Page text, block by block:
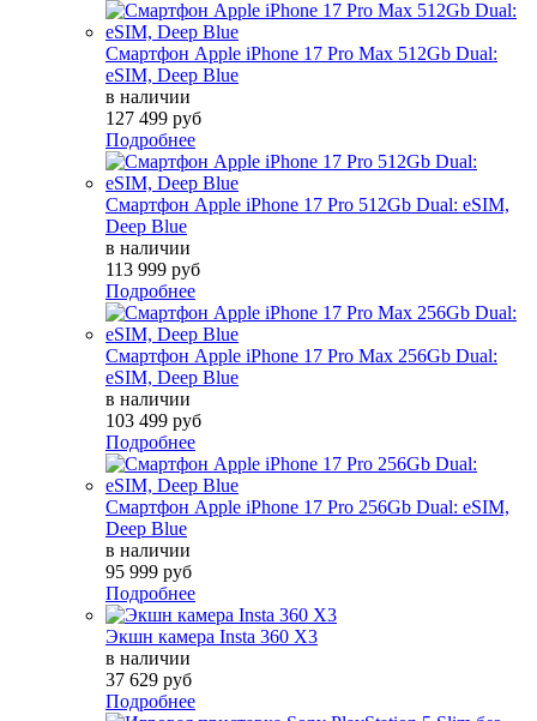
Смартфон Apple iPhone 17 Pro Max 512Gb Dual:
eSIM, Deep Blue
в наличии
127 499 руб
Подробнее
Смартфон Apple iPhone 17 Pro 512Gb Dual: eSIM,
Deep Blue
в наличии
113 999 руб
Подробнее
Смартфон Apple iPhone 17 Pro Max 256Gb Dual:
eSIM, Deep Blue
в наличии
103 499 руб
Подробнее
Смартфон Apple iPhone 17 Pro 256Gb Dual: eSIM,
Deep Blue
в наличии
95 999 руб
Подробнее
Экшн камера Insta 360 X3
в наличии
37 629 руб
Подробнее